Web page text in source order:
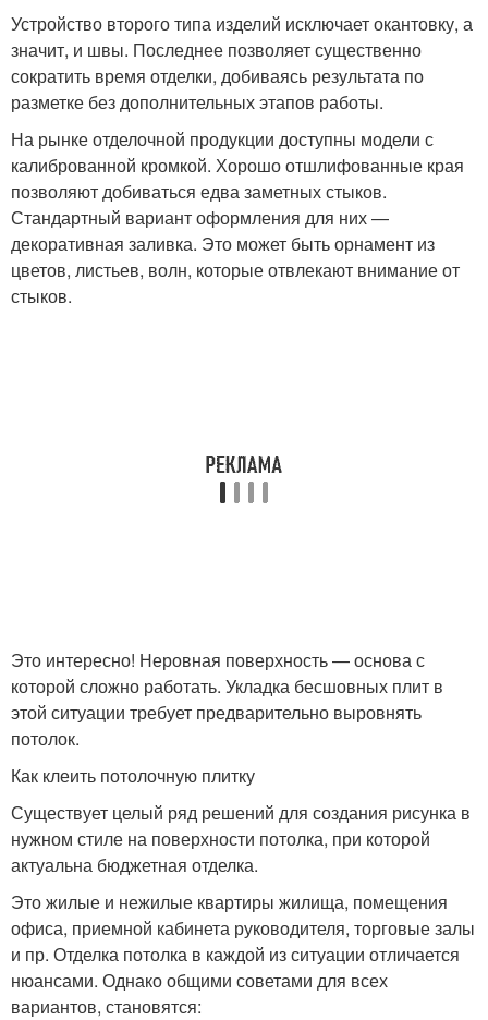
Устройство второго типа изделий исключает окантовку, а
значит, и швы. Последнее позволяет существенно
сократить время отделки, добиваясь результата по
разметке без дополнительных этапов работы.
На рынке отделочной продукции доступны модели с
калиброванной кромкой. Хорошо отшлифованные края
позволяют добиваться едва заметных стыков.
Стандартный вариант оформления для них —
декоративная заливка. Это может быть орнамент из
цветов, листьев, волн, которые отвлекают внимание от
стыков.
Это интересно! Неровная поверхность — основа с
которой сложно работать. Укладка бесшовных плит в
этой ситуации требует предварительно выровнять
потолок.
Как клеить потолочную плитку
Существует целый ряд решений для создания рисунка в
нужном стиле на поверхности потолка, при которой
актуальна бюджетная отделка.
Это жилые и нежилые квартиры жилища, помещения
офиса, приемной кабинета руководителя, торговые залы
и пр. Отделка потолка в каждой из ситуации отличается
нюансами. Однако общими советами для всех
вариантов, становятся: